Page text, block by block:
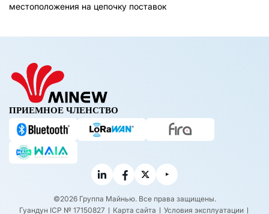
местоположения на цепочку поставок
ПРИЕМНОЕ ЧЛЕНСТВО
©2026 Группа Майнью. Все права защищены.
Гуандун ICP № 17150827
Карта сайта Условия эксплуатации